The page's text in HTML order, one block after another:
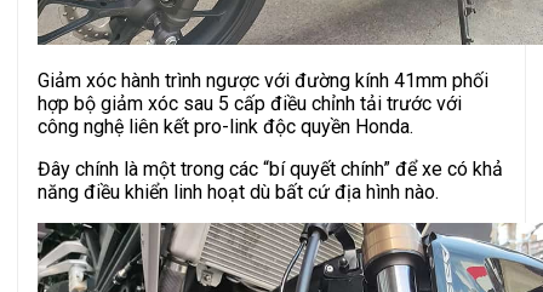
Giảm xóc hành trình ngược với đường kính 41mm phối
hợp bộ giảm xóc sau 5 cấp điều chỉnh tải trước với
công nghệ liên kết pro-link độc quyền Honda.
Đây chính là một trong các “bí quyết chính” để xe có khả
năng điều khiển linh hoạt dù bất cứ địa hình nào.